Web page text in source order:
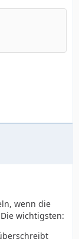
wenn die
wichtigsten: